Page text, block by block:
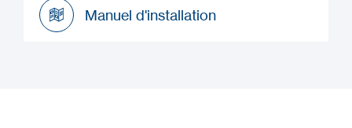
Manuel d'installation